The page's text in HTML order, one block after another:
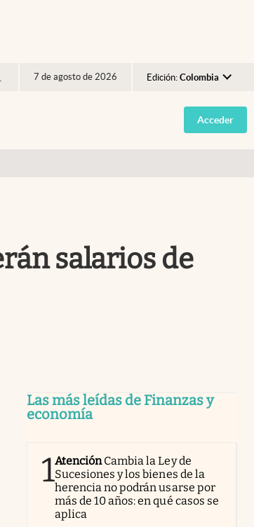
7 de agosto de 2026 Edición: Colombia
Argentina
España
Acceder
salarios de
Las más leídas de Finanzas y
economía
1AtenciónCambia la Ley de
Sucesiones y los bienes de la
herencia no podrán usarse por
más de 10 años: en qué casos se
aplica